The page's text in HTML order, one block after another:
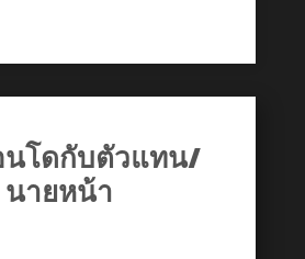
โดกับตัวแทน/
นายหน้า